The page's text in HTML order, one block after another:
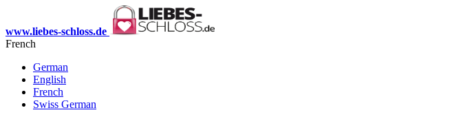
www.liebes-schloss.de
French
German
English
French
Swiss German